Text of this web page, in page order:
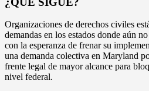
Organizaciones de derechos civiles
demandas en los estados donde aún
con la esperanza de frenar su
una demanda colectiva en Maryland
frente legal de mayor alcance para
nivel federal.